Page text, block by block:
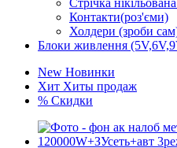
Стрічка
Контакти(роз'єми)
Холдери (зроби
Блоки живлення
New Новинки
Хит Хиты продаж
% Скидки